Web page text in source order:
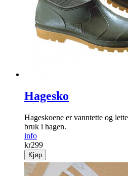
Hagesko
Hageskoene er vanntette og
bruk i hagen.
info
kr299
Kjøp